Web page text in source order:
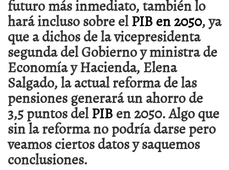
futuro más inmediato, también lo
hará incluso sobre elPIB en 2050, ya
que a dichos de la vicepresidenta
segunda del Gobierno y ministra de
Economía y Hacienda, Elena
Salgado, la actual reforma de las
pensiones generará un ahorro de
3,5 puntos delPIBen 2050. Algo que
sin la reforma no podría darse pero
veamos ciertos datos y saquemos
conclusiones.